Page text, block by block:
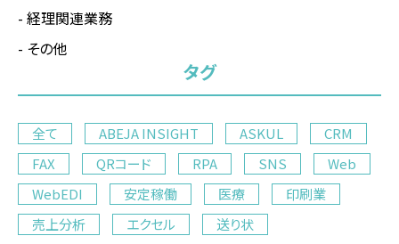
経理関連業務
その他
タグ
全て ABEJA INSIGHT ASKUL
CRM
FAX
QRコード RPA SNS
Web
WebEDI
安定稼働 医療
印刷業
売上分析
エクセル
送り状